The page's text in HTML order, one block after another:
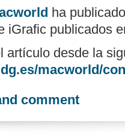
ha
iGrafic publicados
artículo desde la
macworld/
comment